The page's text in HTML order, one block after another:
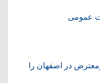
عمومی
در اصفهان را